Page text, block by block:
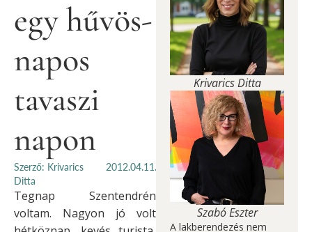
egy hűvös-
napos
tavaszi
napon
Szerző: Krivarics
Ditta
2012.04.11.
Tegnap Szentendrén
voltam. Nagyon jó volt
Krivarics Ditta
Szabó Eszter
A lakberendezés nem